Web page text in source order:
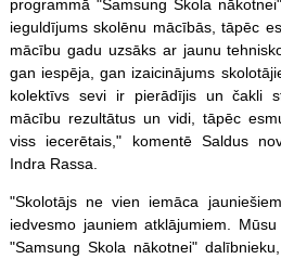
programmā "Samsung Skola
ieguldījums skolēnu mācībās, tāpēc
mācību gadu uzsāks ar jaunu
gan iespēja, gan izaicinājums
kolektīvs sevi ir pierādījis un čakli
mācību rezultātus un vidi, tāpēc
viss iecerētais," komentē Saldus
Indra Rassa.
"Skolotājs ne vien iemāca
iedvesmo jauniem atklājumiem.
"Samsung Skola nākotnei"